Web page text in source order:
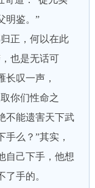
明鉴。”
正，何以在此
也是无话可
长叹一声，
你们性命之
不能遗害天下武
么？”其实，
自己下手，他想
手的。